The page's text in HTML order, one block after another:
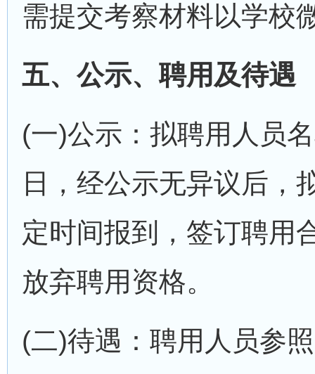
需提交考察材料以学校
五、公示、聘用及待遇
(一)公示：拟聘用人员
日，经公示无异议后，
定时间报到，签订聘用
放弃聘用资格。
(二)待遇：聘用人员参